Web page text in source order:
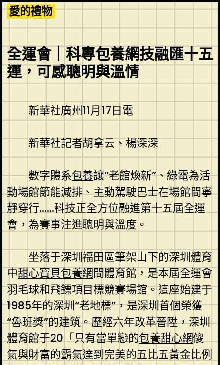
Skip
to
content
愛的禮物
全運會｜科專包養網技融匯十五
運，可感聰明與溫情
新華社廣州11月17日電
新華社記者胡拿云、楊深深
數字體系包養讓“老館煥新”、綠電為活
動場館節能減排、主動駕駛巴士在場館間寧
靜穿行……科技正全方位融進第十五屆全運
會，為賽事注進聰明與溫度。
坐落于深圳福田區筆架山下的深圳體育
中甜心寶貝包養網間體育館，是本屆全運會
羽毛球和飛鏢項目標競賽場館。這座始建于
1985年的深圳“老地標”，是深圳首個榮獲
“魯班獎”的建筑。歷經六年改革晉陞，深圳
體育館于20「只有當單戀的包養甜心網傻
氣與財富的霸氣達到完美的五比五黃金比例